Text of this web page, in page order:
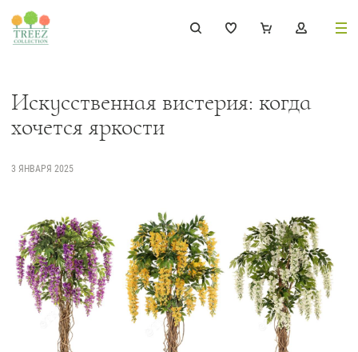
Каталог
Деревья 239
Растения, кусты, мох и трава 221
Ампельные растения 70
Кашпо 256
Дизайнерские композиции
Искусственная вистерия: когда
хочется яркости
3 ЯНВАРЯ 2025